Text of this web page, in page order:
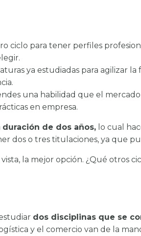
ciclo para tener perfiles
ya estudiadas para agilizar la
una habilidad que el
en empresa.
duración de dos años, lo cual
dos o tres titulaciones, ya que
la mejor opción. ¿Qué otros
dos disciplinas que se
y el comercio van de la